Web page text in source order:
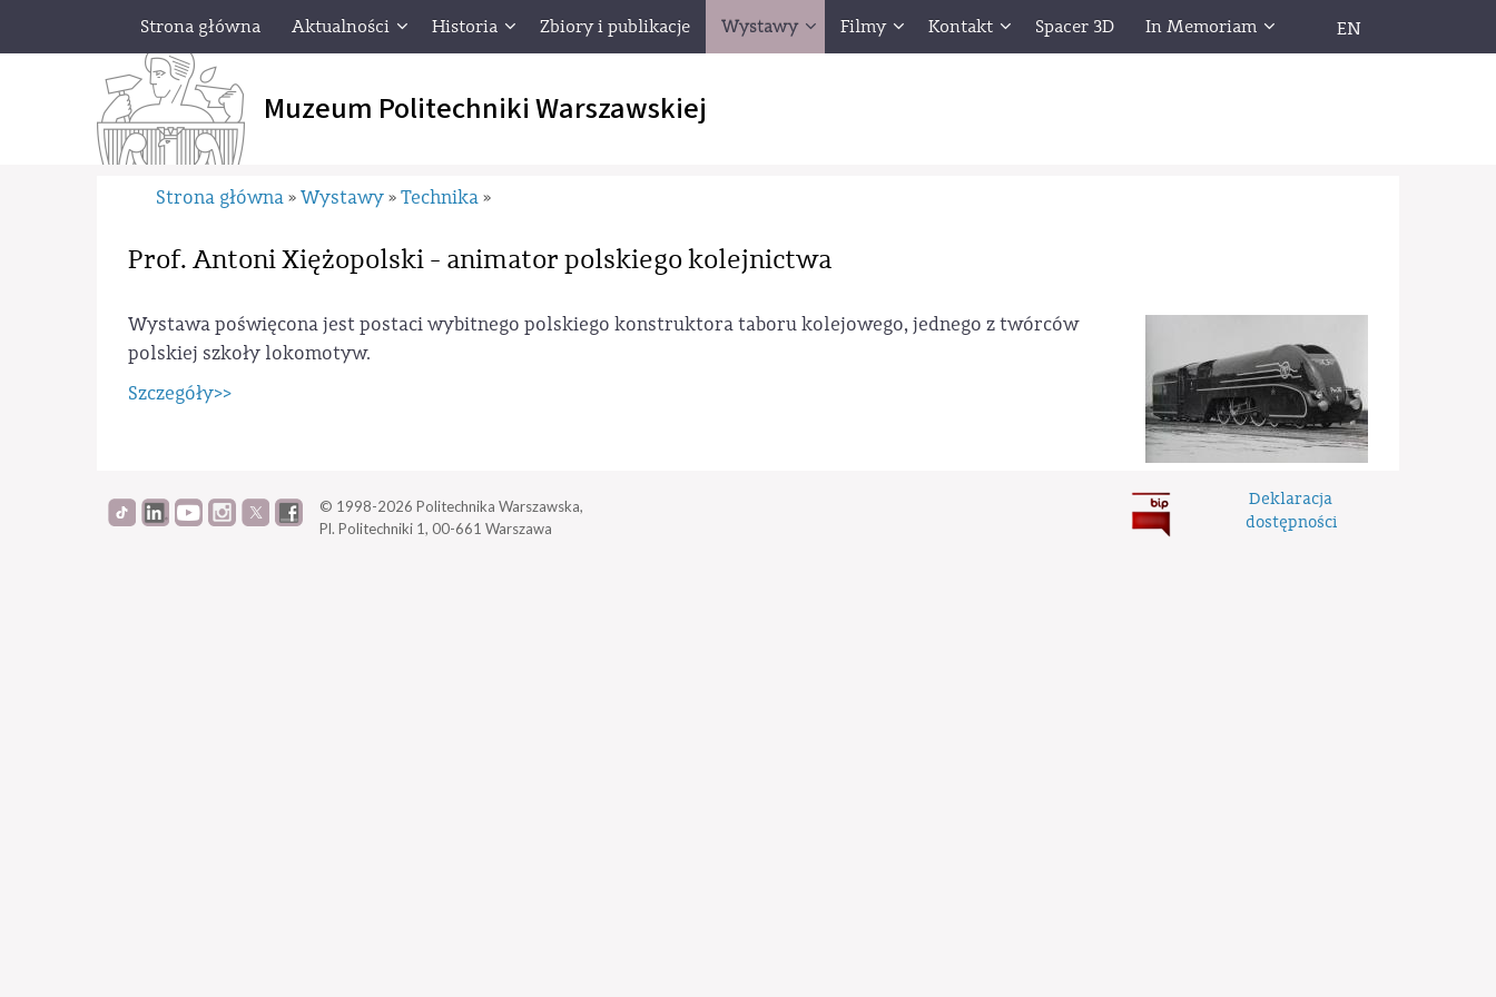
Strona główna Aktualności Historia Zbiory i publikacje Wystawy Filmy Kontakt Spacer 3D In Memoriam EN
Muzeum Politechniki Warszawskiej
Strona główna » Wystawy » Technika »
Prof. Antoni Xiężopolski - animator polskiego kolejnictwa
Wystawa poświęcona jest postaci wybitnego polskiego konstruktora taboru kolejowego, jednego z twórców
polskiej szkoły lokomotyw.
Szczegóły>>
© 1998-2026 Politechnika Warszawska,
Pl. Politechniki 1, 00-661 Warszawa
Deklaracja
dostępności